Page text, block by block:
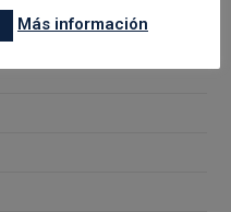
Más información